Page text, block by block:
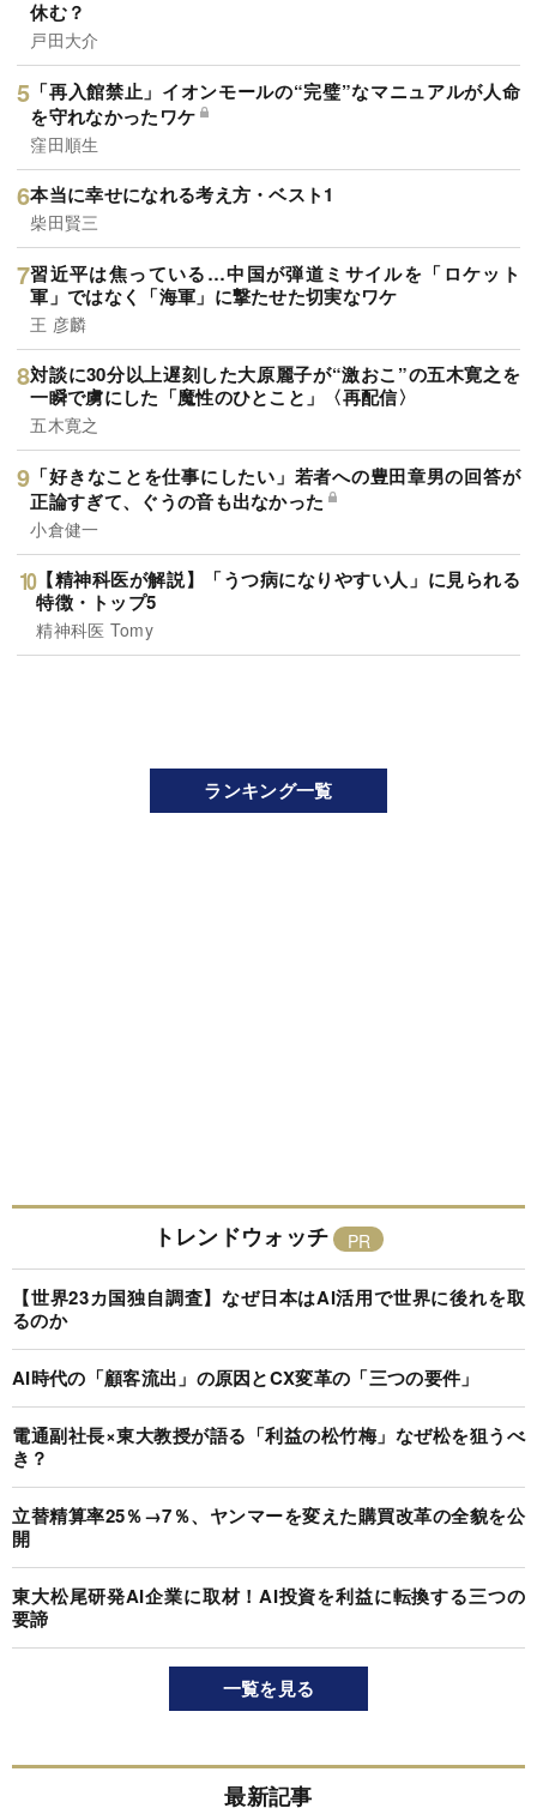
休む？
戸田大介
「再入館禁止」イオンモールの“完璧”なマニュアルが人命
を守れなかったワケ
窪田順生
本当に幸せになれる考え方・ベスト1
柴田賢三
習近平は焦っている…中国が弾道ミサイルを「ロケット
軍」ではなく「海軍」に撃たせた切実なワケ
王 彦麟
対談に30分以上遅刻した大原麗子が“激おこ”の五木寛之を
一瞬で虜にした「魔性のひとこと」〈再配信〉
五木寛之
「好きなことを仕事にしたい」若者への豊田章男の回答が
正論すぎて、ぐうの音も出なかった
小倉健一
【精神科医が解説】「うつ病になりやすい人」に見られる
特徴・トップ5
精神科医 Tomy
ランキング一覧
トレンドウォッチ
【世界23カ国独自調査】なぜ日本はAI活用で世界に後れを取
るのか
AI時代の「顧客流出」の原因とCX変革の「三つの要件」
電通副社長×東大教授が語る「利益の松竹梅」なぜ松を狙うべ
き？
立替精算率25％→7％、ヤンマーを変えた購買改革の全貌を公
開
東大松尾研発AI企業に取材！AI投資を利益に転換する三つの
要諦
一覧を見る
最新記事